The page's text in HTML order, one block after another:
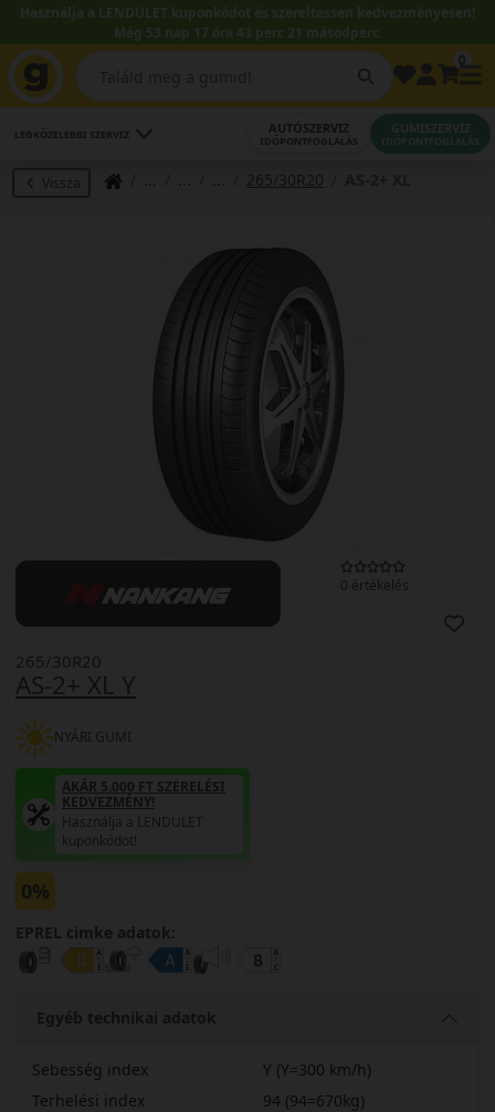
Használja a LENDÜLET kuponkódot és szereltessen kedvezményesen!
Még 53 nap 17 óra 43 perc 20 másodperc.
LEGKÖZELEBBI SZERVIZ AUTÓSZERVIZ
IDŐPONTFOGLALÁS
GUMISZERVIZ
IDŐPONTFOGLALÁS
Vissza 265/30R20
0 értékelés
AS-2+ XL Y
265/30R20
NYÁRI GUMI
AKÁR 5.000 FT SZERELÉSI
KEDVEZMÉNY!
Használja a LENDÜLET
kuponkódot!
0%
EPREL cimke adatok:
Egyéb technikai adatok
Sebesség index
Y (Y=300 km/h)
Terhelési index
94 (94=670kg)